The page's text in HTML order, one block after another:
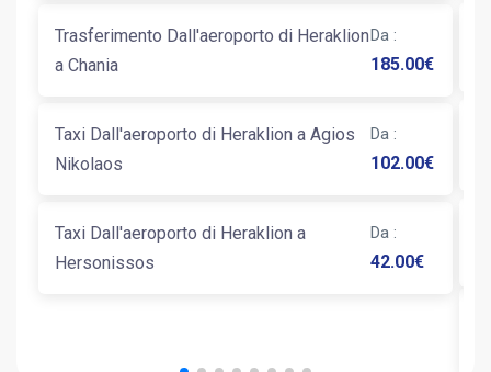
Trasferimento Dall'aeroporto di Heraklion
a Chania
Da :
185.00€
Taxi Dall'aeroporto di Heraklion a Agios
Nikolaos
Da :
102.00€
Taxi Dall'aeroporto di Heraklion a
Hersonissos
Da :
42.00€